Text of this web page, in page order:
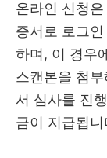
온라인 신청
증서로 로그
하며, 이 경우
스캔본을 첨
서 심사를 진
금이 지급됩니